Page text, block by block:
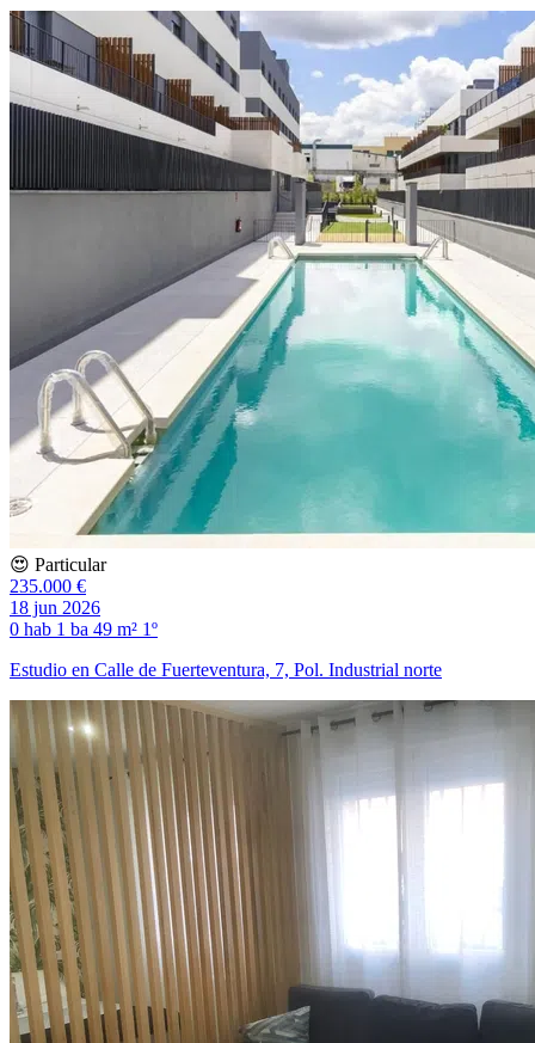
😍 Particular
235.000 €
18 jun 2026
0 hab 1 ba 49 m² 1º
Estudio en Calle de Fuerteventura, 7, Pol. Industrial norte